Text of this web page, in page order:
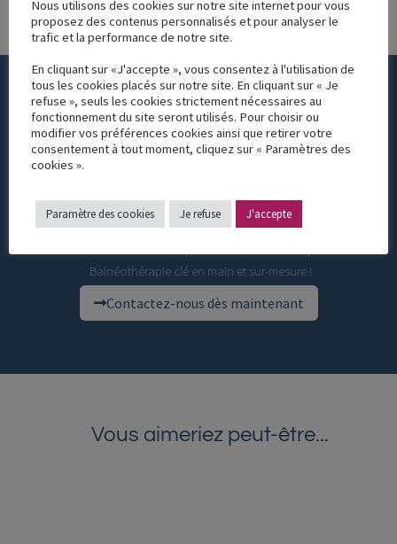
Vous avez un projet de
Balnéothérapie et souhaitez être
Appuyez vous sur une équipe expérimentée et près d’un demi-siècle de
Balnéothérapie clé en main et sur-mesure !
Contactez-nous dès maintenant
Vous aimeriez peut-être...
Nous utilisons des cookies sur notre site internet pour vous
proposez des contenus personnalisés et pour analyser le
trafic et la performance de notre site.
En cliquant sur «J'accepte », vous consentez à l'utilisation de
tous les cookies placés sur notre site. En cliquant sur « Je
refuse », seuls les cookies strictement nécessaires au
fonctionnement du site seront utilisés. Pour choisir ou
modifier vos préférences cookies ainsi que retirer votre
consentement à tout moment, cliquez sur « Paramètres des
cookies ».
Paramètre des cookies Je refuse J'accepte